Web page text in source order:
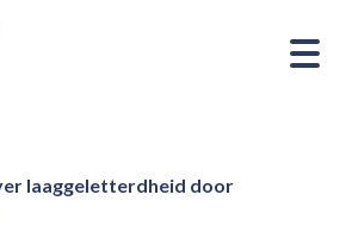
laaggeletterdheid door